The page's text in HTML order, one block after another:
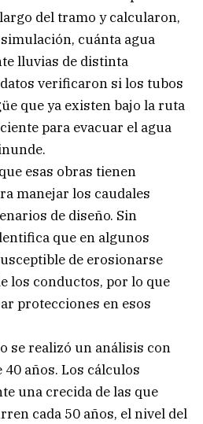
del tramo y calcularon,
cuánta agua
lluvias de distinta
verificaron si los tubos
que ya existen bajo la ruta
para evacuar el agua
esas obras tienen
manejar los caudales
de diseño. Sin
que en algunos
de erosionarse
los conductos, por lo que
protecciones en esos
se realizó un análisis con
años. Los cálculos
una crecida de las que
cada 50 años, el nivel del